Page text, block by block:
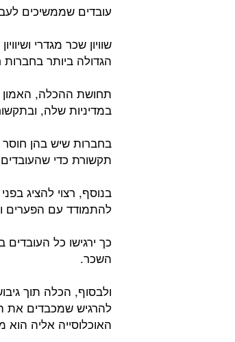
עובדים שממשיכים
שוויון שכר מגדרי
הגדולה ביותר בחברות
תחושת ההכלה, האמון
במדיניות שלה,
בחברות שיש בהן חוסר
תקשורת כדי
בנוסף, רצוי להציג
להתמודד עם הפערים
כך ירגישו כל
השכר.
ולבסוף, הכלה תוך
להרגיש שמכבדים את
האוכלוסייה אליה הוא